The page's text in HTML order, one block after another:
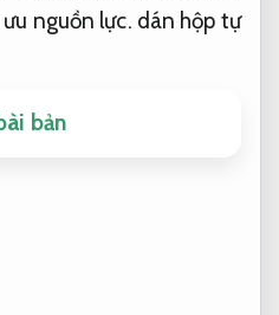
nguồn lực. dán hộp tự
bản